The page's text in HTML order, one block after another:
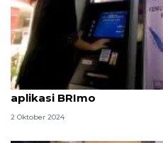
Cara tarik tunai tanpa
aplikasi BRImo
2 Oktober 2024